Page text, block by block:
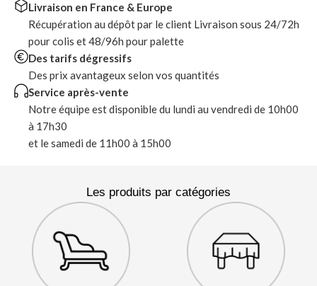
Livraison en France & Europe
Récupération au dépôt par le client Livraison sous 24/72h
pour colis et 48/96h pour palette
Des tarifs dégressifs
Des prix avantageux selon vos quantités
Service après-vente
Notre équipe est disponible du lundi au vendredi de 10h00
à 17h30
et le samedi de 11h00 à 15h00
Les produits par catégories